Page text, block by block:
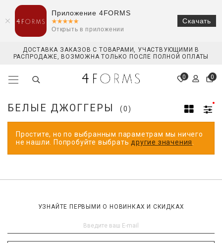
ДОСТАВКА ЗАКАЗОВ С ТОВАРАМИ, УЧАСТВУЮЩИМИ В
РАСПРОДАЖЕ, ВОЗМОЖНА ТОЛЬКО ПОСЛЕ ПОЛНОЙ ОПЛАТЫ
0 0
БЕЛЫЕ ДЖОГГЕРЫ (0)
Простите, но по выбранным параметрам мы ничего
не нашли. Попробуйте выбрать другие значения
УЗНАЙТЕ ПЕРВЫМИ О НОВИНКАХ И СКИДКАХ
Приложение 4FORMS
Открыть в приложении
Скачать